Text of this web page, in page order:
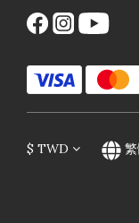
$ TWD